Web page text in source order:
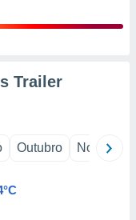
Trailer
Outubro Novembro